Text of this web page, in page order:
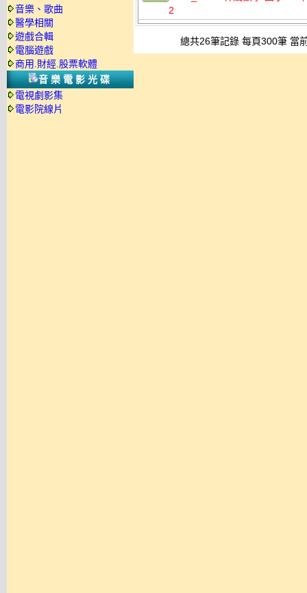
音樂、歌曲
醫學相關
遊戲合輯
電腦遊戲
商用.財經.股票軟體
音樂電影光碟
電視劇影集
電影院線片
2
總共26筆記錄 每頁300筆 當